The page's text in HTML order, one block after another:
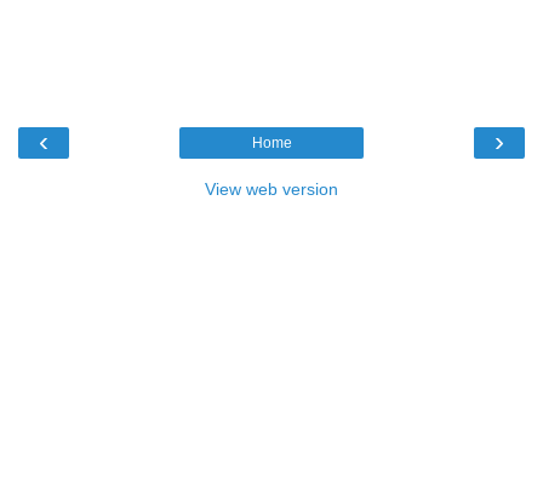
‹ ›
Home
View web version